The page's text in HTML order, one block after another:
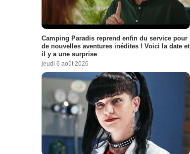
Camping Paradis reprend enfin du service pour
de nouvelles aventures inédites ! Voici la date et
il y a une surprise
jeudi 6 août 2026